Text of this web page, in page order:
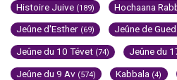
Histoire Juive (189) Hochaana
Jeûne d'Esther (69) Jeûne de
Jeûne du 10 Tévet (74) Jeûne du
Jeûne du 9 Av (574) Kabbala (4)